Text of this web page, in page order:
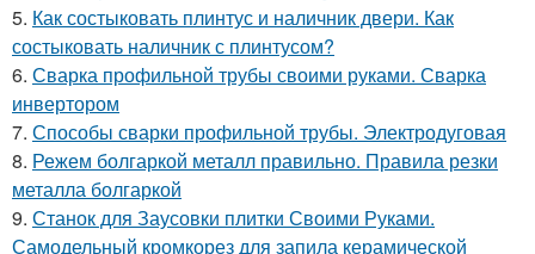
5. Как состыковать плинтус и наличник двери. Как
состыковать наличник с плинтусом?
6. Сварка профильной трубы своими руками. Сварка
инвертором
7. Способы сварки профильной трубы. Электродуговая
8. Режем болгаркой металл правильно. Правила резки
металла болгаркой
9. Станок для Заусовки плитки Своими Руками.
Самодельный кромкорез для запила керамической